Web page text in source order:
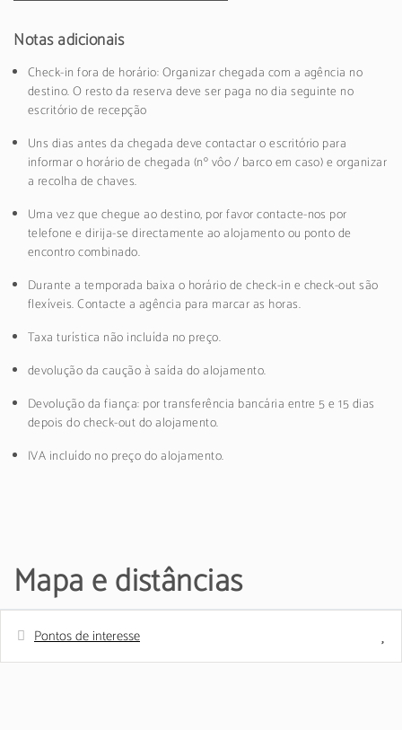
Notas adicionais
Check-in fora de horário: Organizar chegada com a agência no
destino. O resto da reserva deve ser paga no dia seguinte no
escritório de recepção
Uns dias antes da chegada deve contactar o escritório para
informar o horário de chegada (nº vôo / barco em caso) e organizar
a recolha de chaves.
Uma vez que chegue ao destino, por favor contacte-nos por
telefone e dirija-se directamente ao alojamento ou ponto de
encontro combinado.
Durante a temporada baixa o horário de check-in e check-out são
flexíveis. Contacte a agência para marcar as horas.
Taxa turística não incluída no preço.
devolução da caução à saída do alojamento.
Devolução da fiança: por transferência bancária entre 5 e 15 dias
depois do check-out do alojamento.
IVA incluído no preço do alojamento.
Mapa e distâncias
Pontos de interesse